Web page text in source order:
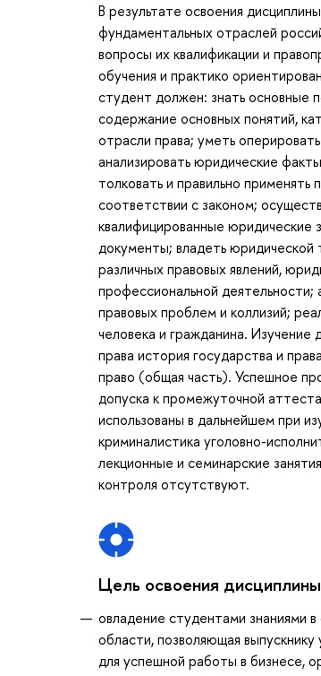
В результате освоения
фундаментальных отраслей
вопросы их квалификации и
обучения и практико
студент должен: знать основные
содержание основных понятий,
отрасли права; уметь
анализировать юридические
толковать и правильно
соответствии с законом;
квалифицированные юридические
документы; владеть юридической
различных правовых явлений,
профессиональной деятельности;
правовых проблем и коллизий;
человека и гражданина. Изучение
права история государства и
право (общая часть). Успешное
допуска к промежуточной
использованы в дальнейшем при
криминалистика уголовно-
лекционные и семинарские
контроля отсутствуют.
Цель освоения дисциплины
овладение студентами знаниями
области, позволяющая
для успешной работы в бизнесе,